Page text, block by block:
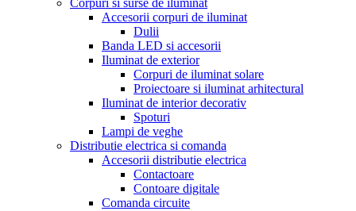
Corpuri si surse de iluminat
Accesorii corpuri de iluminat
Dulii
Banda LED si accesorii
Iluminat de exterior
Corpuri de iluminat solare
Proiectoare si iluminat arhitectural
Iluminat de interior decorativ
Spoturi
Lampi de veghe
Distributie electrica si comanda
Accesorii distributie electrica
Contactoare
Contoare digitale
Comanda circuite